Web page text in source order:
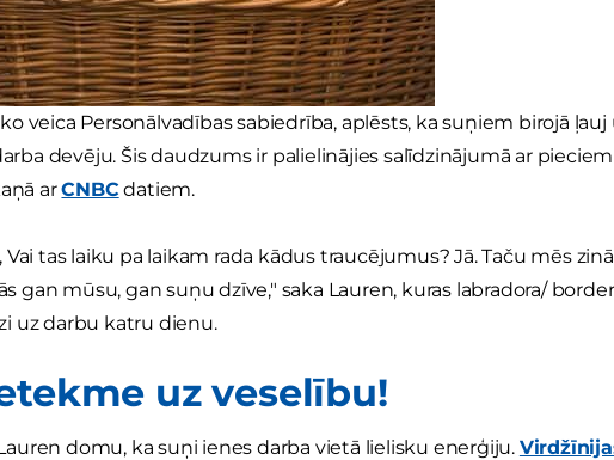
veica Personālvadības sabiedrība, aplēsts, ka suņiem birojā
devēju. Šis daudzums ir palielinājies salīdzinājumā ar
arCNBC datiem.
Vai tas laiku pa laikam rada kādus traucējumus? Jā. Taču mēs
gan mūsu, gan suņu dzīve," saka Lauren, kuras labradora/
uz darbu katru dienu.
uz veselību!
domu, ka suņi ienes darba vietā lielisku enerģiju.